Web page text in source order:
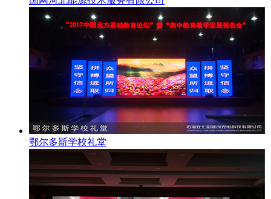
鄂尔多斯学校礼堂